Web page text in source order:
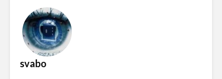
svabo